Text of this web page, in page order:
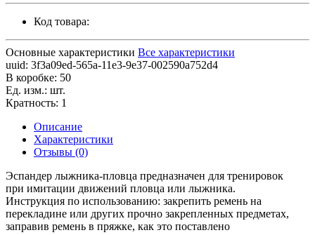
Код товара:
Основные характеристики Все характеристики
uuid: 3f3a09ed-565a-11e3-9e37-002590a752d4
В коробке: 50
Ед. изм.: шт.
Кратность: 1
Описание
Характеристики
Отзывы (0)
Эспандер лыжника-пловца предназначен для тренировок
при имитации движений пловца или лыжника.
Инструкция по использованию: закрепить ремень на
перекладине или других прочно закрепленных предметах,
заправив ремень в пряжке, как это поставлено